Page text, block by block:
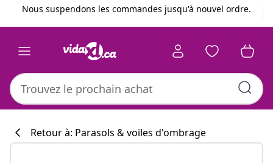
Précédent
Suivant
Nous suspendons les commandes jusqu'à nouvel ordre.
Retour à: Parasols & voiles d'ombrage